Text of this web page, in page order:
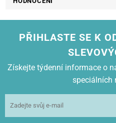
HP-LASERJET P 1504
HP-LASERJET P 1505
HP-LASERJET P 1506
HP-LASERJET P 1506 N
CANON LBP-3250
PŘIHLASTE SE K
Získejte týdenní informace o
speciálních